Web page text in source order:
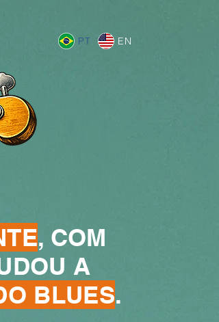
PT EN
, COM
A
BLUES.